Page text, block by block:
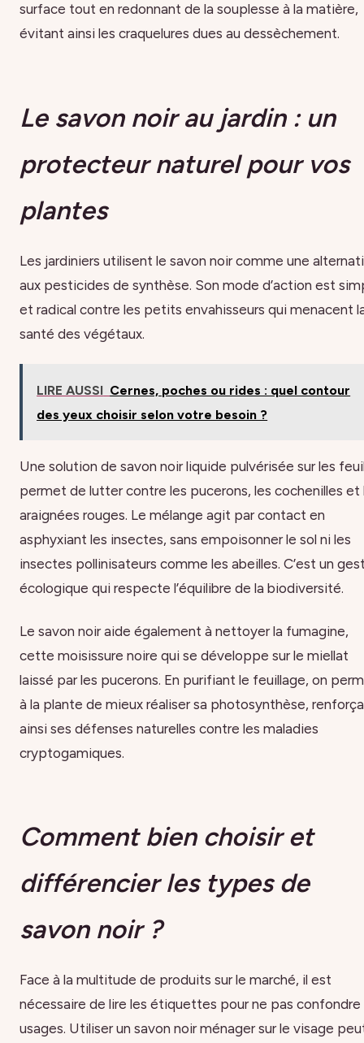
surface tout en redonnant de la souplesse à la matière,
évitant ainsi les craquelures dues au dessèchement.
Le savon noir au jardin : un
protecteur naturel pour vos
plantes
Les jardiniers utilisent le savon noir comme une
aux pesticides de synthèse. Son mode d’action est
et radical contre les petits envahisseurs qui menacent
santé des végétaux.
LIRE AUSSI Cernes, poches ou rides : quel contour
des yeux choisir selon votre besoin ?
Une solution de savon noir liquide pulvérisée sur les
permet de lutter contre les pucerons, les cochenilles et
araignées rouges. Le mélange agit par contact en
asphyxiant les insectes, sans empoisonner le sol ni les
insectes pollinisateurs comme les abeilles. C’est un
écologique qui respecte l’équilibre de la biodiversité.
Le savon noir aide également à nettoyer la fumagine,
cette moisissure noire qui se développe sur le miellat
laissé par les pucerons. En purifiant le feuillage, on
à la plante de mieux réaliser sa photosynthèse,
ainsi ses défenses naturelles contre les maladies
cryptogamiques.
Comment bien choisir et
différencier les types de
savon noir ?
Face à la multitude de produits sur le marché, il est
nécessaire de lire les étiquettes pour ne pas confondre
usages. Utiliser un savon noir ménager sur le visage